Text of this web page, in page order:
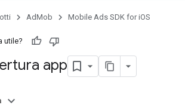
AdMob Mobile Ads SDK for iOS
utile?
app